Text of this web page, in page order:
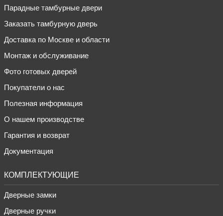
Парадные тамбурные двери
Заказать тамбурную дверь
Доставка по Москве и области
Монтаж и обслуживание
Фото готовых дверей
Покупатели о нас
Полезная информация
О нашем производстве
Гарантия и возврат
Документация
КОМПЛЕКТУЮЩИЕ
Дверные замки
Дверные ручки